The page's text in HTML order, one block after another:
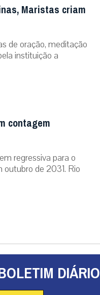
Maristas criam
de oração, meditação
instituição a
contagem
regressiva para o
de 2031. Rio
DIÁRIO